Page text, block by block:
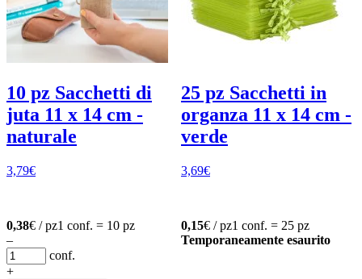
10 pz Sacchetti di
juta 11 x 14 cm -
naturale
3,79€
0,38€ / pz1 conf. = 10 pz
–
conf.
+
25 pz Sacchetti in
organza 11 x 14 cm -
verde
3,69€
0,15€ / pz1 conf. = 25 pz
Temporaneamente esaurito